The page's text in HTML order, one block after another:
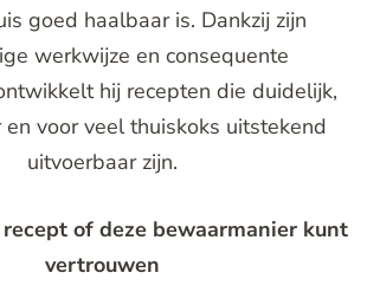
goed haalbaar is. Dankzij zijn
werkwijze en consequente
hij recepten die duidelijk,
voor veel thuiskoks uitstekend
uitvoerbaar zijn.
of deze bewaarmanier kunt
vertrouwen